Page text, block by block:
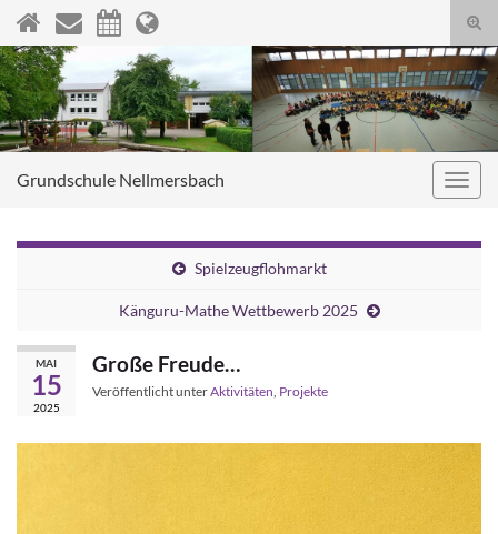
Search for:
Grundschule Nellmersbach
Spielzeugflohmarkt
Känguru-Mathe Wettbewerb 2025
MAI
15
2025
Große Freude…
Veröffentlicht unterAktivitäten Projekte